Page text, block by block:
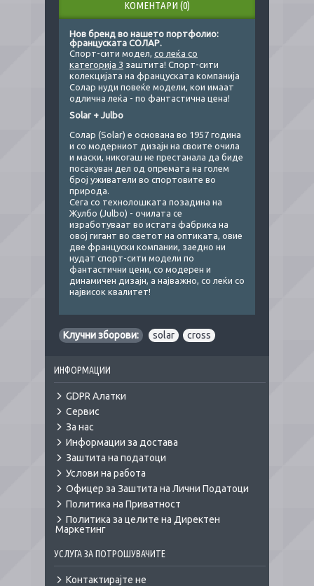
КОМЕНТАРИ (0)
Нов бренд во нашето портфолио:
француската СОЛАР.
Спорт-сити модел, со леќа со
категорија 3 заштита! Спорт-сити
колекцијата на француската компанија
Солар нуди повеќе модели, кои имаат
одлична леќа - по фантастична цена!
Solar + Julbo
Солар (Solar) е основана во 1957 година
и со модерниот дизајн на своите очила
и маски, никогаш не престанала да биде
посакуван дел од опремата на голем
број уживатели во спортовите во
природа.
Сега со технолошката позадина на
Жулбо (Julbo) - очилата се
изработуваат во истата фабрика на
овој гигант во светот на оптикатa, овие
две француски компании, заедно ни
нудат спорт-сити модели по
фантастични цени, со модерен и
динамичен дизајн, а најважно, со леќи со
највисок квалитет!
Клучни зборови: solar cross
ИНФОРМАЦИИ
GDPR Алатки
Сервис
За нас
Информации за достава
Заштита на податоци
Услови на работа
Офицер за Заштита на Лични Податоци
Политика на Приватност
Политика за целите на Директен
Маркетинг
УСЛУГА ЗА ПОТРОШУВАЧИТЕ
Контактирајте не